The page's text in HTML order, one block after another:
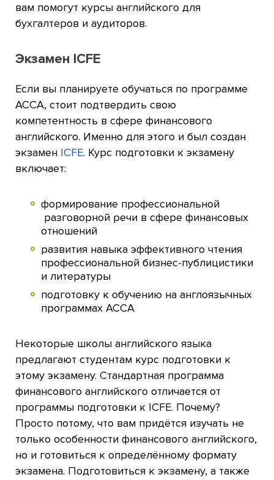
вам помогут курсы английского для
бухгалтеров и аудиторов.
Экзамен ICFE
Если вы планируете обучаться по программе
АССА, стоит подтвердить свою
компетентность в сфере финансового
английского. Именно для этого и был создан
экзамен ICFE. Курс подготовки к экзамену
включает:
формирование профессиональной
разговорной речи в сфере финансовых
отношений
развития навыка эффективного чтения
профессиональной бизнес-публицистики
и литературы
подготовку к обучению на англоязычных
программах АССА
Некоторые школы английского языка
предлагают студентам курс подготовки к
этому экзамену. Стандартная программа
финансового английского отличается от
программы подготовки к ICFE. Почему?
Просто потому, что вам придётся изучать не
только особенности финансового английского,
но и готовиться к определённому формату
экзамена. Подготовиться к экзамену, а также